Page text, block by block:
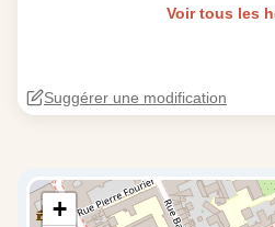
Voir tous les
Suggérer une modification
+